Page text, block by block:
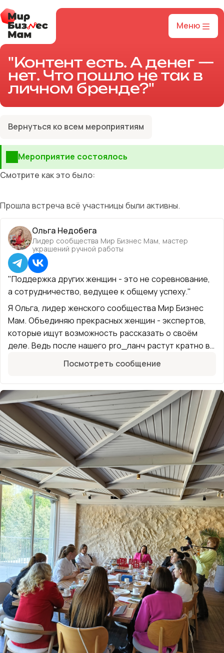
Меню
"Контент есть. А денег —
нет. Что пошло не так в
личном бренде?"
Вернуться ко всем мероприятиям
Мероприятие состоялось
Смотрите как это было:
Прошла встреча всё участницы были активны.
Ольга Недобега
Лидер сообщества Мир Бизнес Мам, мастер
украшений ручной работы
"Поддержка других женщин - это не соревнование,
а сотрудничество, ведущее к общему успеху."
Я Ольга, лидер женского сообщества Мир Бизнес
Мам. Объединяю прекрасных женщин - экспертов,
которые ищут возможность рассказать о своём
деле. Ведь после нашего pro_ланч растут кратно в
Посмотреть сообщение